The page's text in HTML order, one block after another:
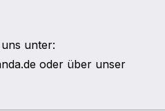
unter:
oder über unser